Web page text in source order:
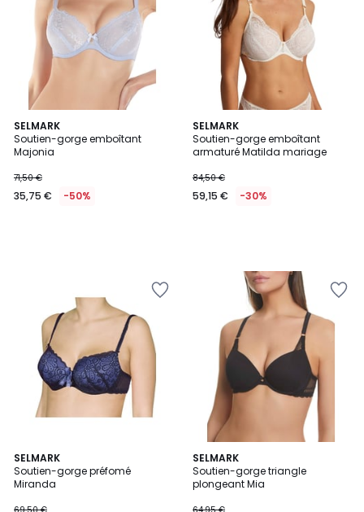
SELMARK
Soutien-gorge emboîtant
Majonia
71,50 €
35,75 € -50%
SELMARK
Soutien-gorge emboîtant
armaturé Matilda mariage
84,50 €
59,15 € -30%
SELMARK
Soutien-gorge préfomé
Miranda
SELMARK
Soutien-gorge triangle
plongeant Mia
2
Couleurs